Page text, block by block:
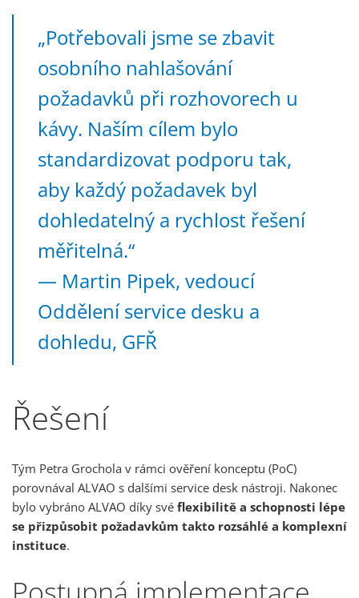
„Potřebovali jsme se zbavit
osobního nahlašování
požadavků při rozhovorech u
kávy. Naším cílem bylo
standardizovat podporu tak,
aby každý požadavek byl
dohledatelný a rychlost řešení
měřitelná.“
— Martin Pipek, vedoucí
Oddělení service desku a
dohledu, GFŘ
Řešení
Tým Petra Grochola v rámci ověření konceptu (PoC)
porovnával ALVAO s dalšími service desk nástroji. Nakonec
bylo vybráno ALVAO díky své flexibilitě a schopnosti lépe
se přizpůsobit požadavkům takto rozsáhlé a komplexní
instituce.